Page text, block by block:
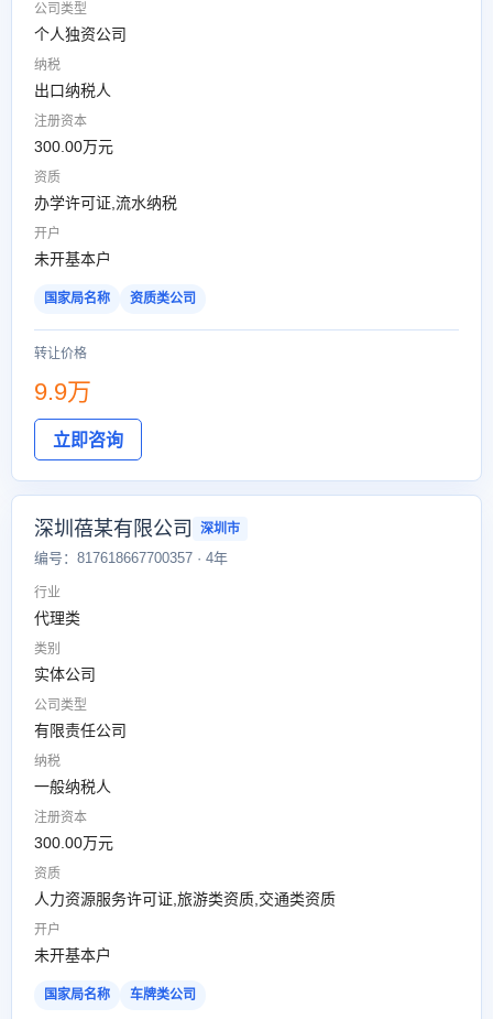
公司类型
个人独资公司
纳税
出口纳税人
注册资本
300.00万元
资质
办学许可证,流水纳税
开户
未开基本户
国家局名称 资质类公司
转让价格
9.9万
立即咨询
深圳蓓某有限公司 深圳市
编号：817618667700357 · 4年
行业
代理类
类别
实体公司
公司类型
有限责任公司
纳税
一般纳税人
注册资本
300.00万元
资质
人力资源服务许可证,旅游类资质,交通类资质
开户
未开基本户
国家局名称 车牌类公司